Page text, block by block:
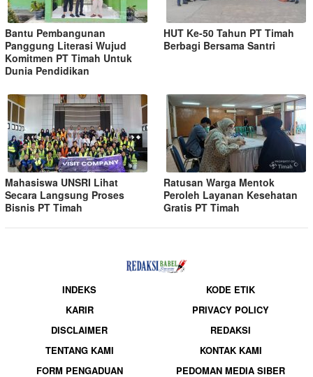
Bantu Pembangunan
Panggung Literasi Wujud
Komitmen PT Timah Untuk
Dunia Pendidikan
HUT Ke-50 Tahun PT Timah
Berbagi Bersama Santri
Mahasiswa UNSRI Lihat
Secara Langsung Proses
Bisnis PT Timah
Ratusan Warga Mentok
Peroleh Layanan Kesehatan
Gratis PT Timah
INDEKS
KODE ETIK
KARIR
PRIVACY POLICY
DISCLAIMER
REDAKSI
TENTANG KAMI
KONTAK KAMI
FORM PENGADUAN
PEDOMAN MEDIA SIBER